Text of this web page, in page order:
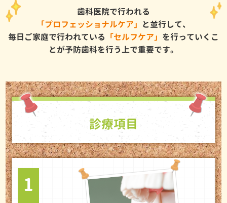
歯科医院で行われる
「プロフェッショナルケア」 と並行して、
毎日ご家庭で行われている 「セルフケア」 を行っていくこ
とが予防歯科を行う上で重要です。
診療項目
1